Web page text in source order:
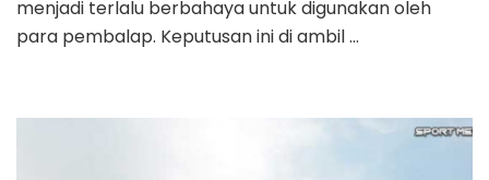
menjadi terlalu berbahaya untuk digunakan oleh
para pembalap. Keputusan ini di ambil …